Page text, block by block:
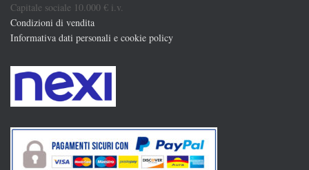
Capitale sociale 10.000 € i.v.
Condizioni di vendita
Informativa dati personali e cookie policy